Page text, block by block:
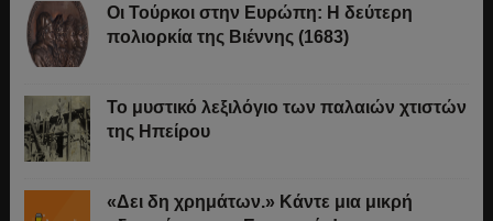
Οι Τούρκοι στην Ευρώπη: Η δεύτερη
πολιορκία της Βιέννης (1683)
Το μυστικό λεξιλόγιο των παλαιών χτιστών
της Ηπείρου
«Δει δη χρημάτων.» Κάντε μια μικρή